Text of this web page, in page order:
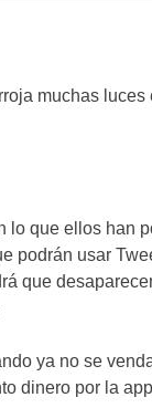
muchas luces
lo que ellos han
podrán usar
que
ya no se
dinero por la